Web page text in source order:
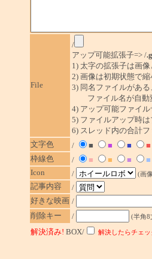
File
/
アップ可能拡張子=> /
1) 太字の拡張子は画像
2) 画像は初期状態で
3) 同名ファイルがあ
ファイル名が自動
4) アップ可能ファイル
5) ファイルアップ時は
6) スレッド内の合計
文字色
/ ■ ■ ■ ■
枠線色
/ ■ ■ ■ ■
Icon
/ (画
記事内容
/
好きな映画 /
削除キー
/ (半角8
解決済み! BOX/ 解決したらチェ